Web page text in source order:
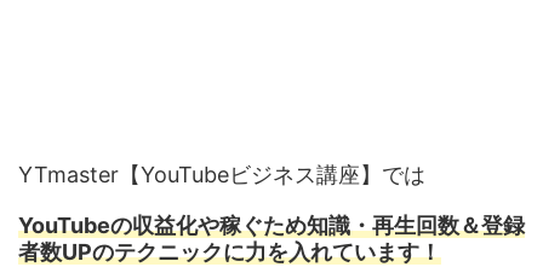
YTmaster【YouTubeビジネス講座】では
YouTubeの収益化や稼ぐため知識・再生回数＆登録
者数UPのテクニックに力を入れています！